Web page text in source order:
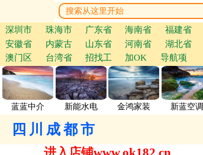
深圳市 珠海市 广东省 海南省 福建省
安徽省 内蒙古 山东省 河南省 湖北省
澳门区 台湾省 招找工 加OK 导航项
蓝蓝中介 新能水电 金鸿家装 新蓝空调
四川成都市